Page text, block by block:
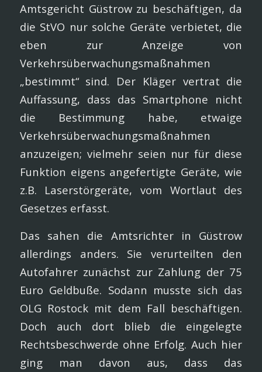
Amtsgericht Güstrow zu beschäftigen, da
die StVO nur solche Geräte verbietet, die
eben zur Anzeige von
Verkehrsüberwachungsmaßnahmen
„bestimmt“ sind. Der Kläger vertrat die
Auffassung, dass das Smartphone nicht
die Bestimmung habe, etwaige
Verkehrsüberwachungsmaßnahmen
anzuzeigen; vielmehr seien nur für diese
Funktion eigens angefertigte Geräte, wie
z.B. Laserstörgeräte, vom Wortlaut des
Gesetzes erfasst.
Das sahen die Amtsrichter in Güstrow
allerdings anders. Sie verurteilten den
Autofahrer zunächst zur Zahlung der 75
Euro Geldbuße. Sodann musste sich das
OLG Rostock mit dem Fall beschäftigen.
Doch auch dort blieb die eingelegte
Rechtsbeschwerde ohne Erfolg. Auch hier
ging man davon aus, dass das